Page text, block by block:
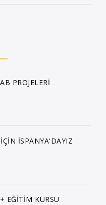
PROJELERİ
İSPANYA'DAYIZ
EĞİTİM KURSU